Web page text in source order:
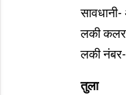
सावधानी-
लकी
लकी
तुला